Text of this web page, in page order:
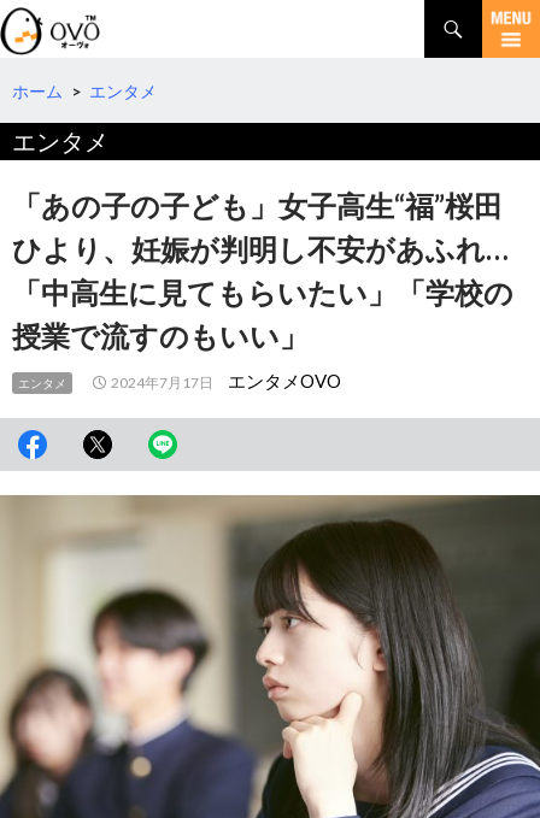
検
索
コ
テ
へ
ホーム > エンタメ
エンタメ
「あの子の子ども」女子高生“福”桜田
ひより、妊娠が判明し不安があふれ…
「中高生に見てもらいたい」「学校の
授業で流すのもいい」
エンタメ 2024年7月17日 エンタメOVO